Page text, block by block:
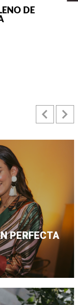
DE
PERFECTA